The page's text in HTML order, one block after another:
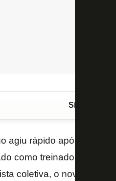
Siga o
agiu rápido após a
como treinador do
coletiva, o novo